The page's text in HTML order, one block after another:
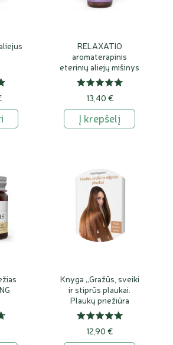
RELAXATIO
aromaterapinis
eterinių aliejų mišinys
13,40 €
Į krepšelį
Knyga „Gražūs, sveiki
ir stiprūs plaukai.
Plaukų priežiūra
aliejais“, Nijolė
Degutienė
12,90 €